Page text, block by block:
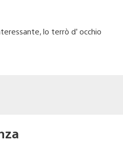
lo terrò d’ occhio